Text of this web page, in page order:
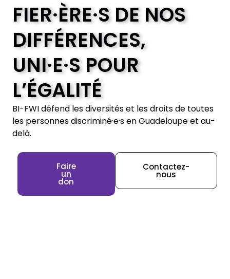
FIER·ÈRE·S DE NOS
DIFFÉRENCES,
UNI·E·S POUR
L’ÉGALITÉ
BI-FWI défend les diversités et les droits de toutes
les personnes discriminé·e·s en Guadeloupe et au-
delà.
Faire
un
don
Contactez-
nous